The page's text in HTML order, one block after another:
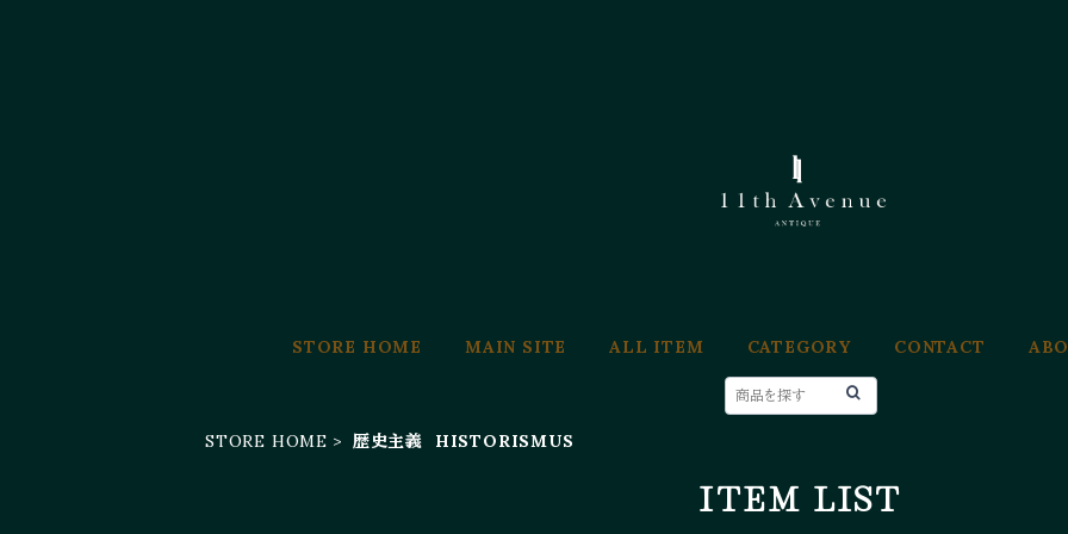
STORE HOME MAIN SITE ALL ITEM CATEGORY CONTACT
STORE HOME 歴史主義 HISTORISMUS
ITEM LIST